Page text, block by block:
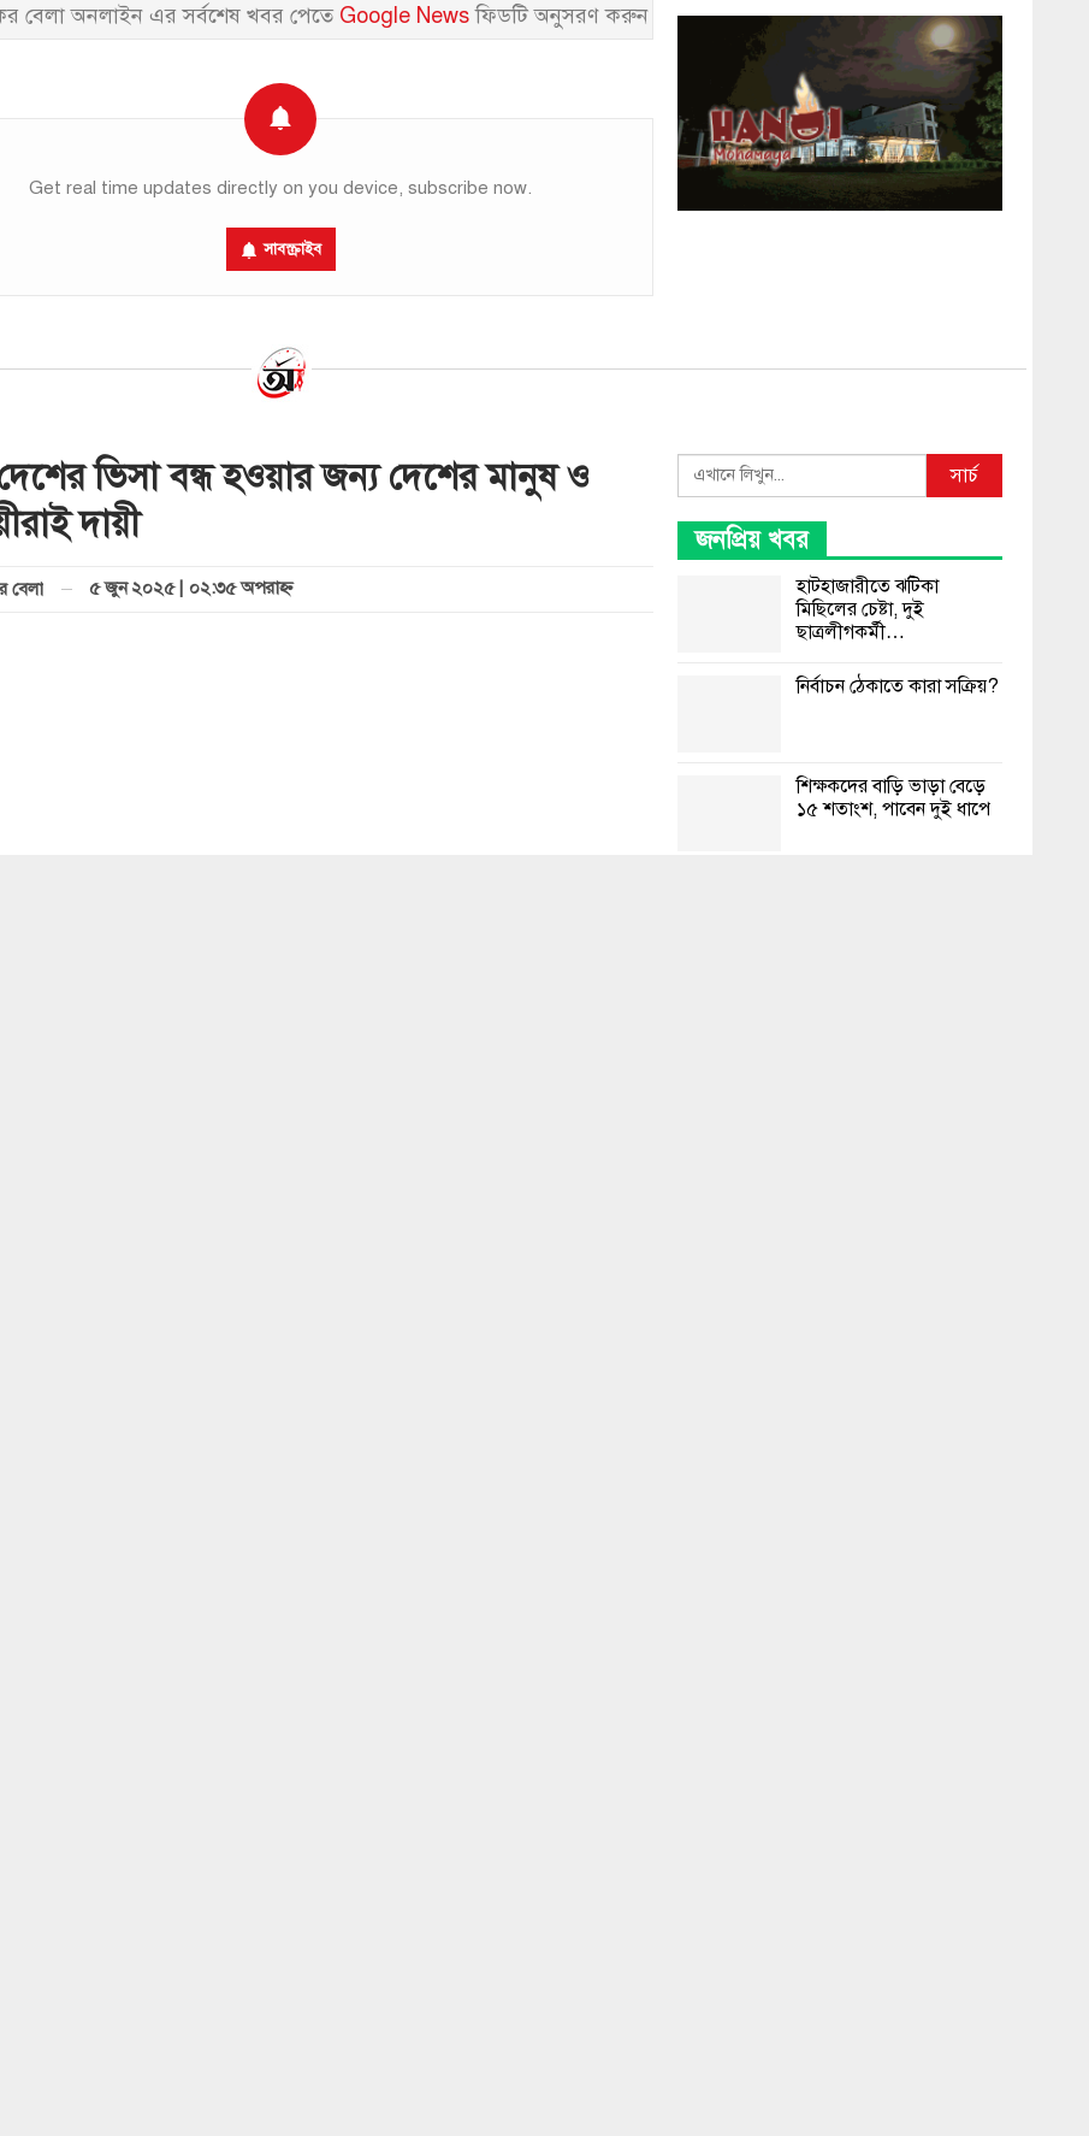
বেলা অনলাইন এর সর্বশেষ খবর পেতে Google Newsফিডটি অনুসরণ করুন
Get real time updates directly on you device, subscribe now.
সাবস্ক্রাইব
দেশের ভিসা বন্ধ হওয়ার জন্য দেশের মানুষ ও
দায়ী
৫ জুন ২০২৫ | ০২:৩৫ অপরাহ্ণ
Search সার্চ
জনপ্রিয় খবর
হাটহাজারীতে ঝটিকা
মিছিলের চেষ্টা, দুই
ছাত্রলীগকর্মী…
নির্বাচন ঠেকাতে কারা সক্রিয়?
শিক্ষকদের বাড়ি ভাড়া বেড়ে
১৫ শতাংশ, পাবেন দুই ধাপে